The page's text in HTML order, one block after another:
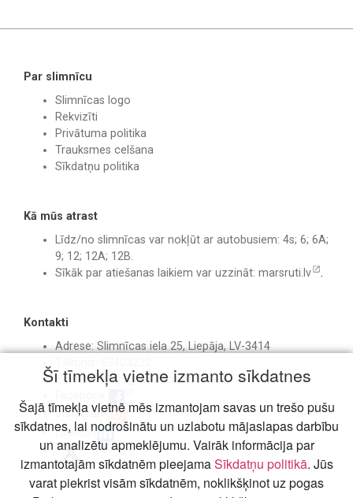
Par slimnīcu
Slimnīcas logo
Rekvizīti
Privātuma politika
Trauksmes celšana
Sīkdatņu politika
Kā mūs atrast
Līdz/no slimnīcas var nokļūt ar autobusiem: 4s; 6; 6A;
9; 12; 12A; 12B.
Sīkāk par atiešanas laikiem var uzzināt: marsruti.lv .
Kontakti
Adrese: Slimnīcas iela 25, Liepāja, LV-3414
E-pasts:birojs@liepajasslimnica.lv
Instagram
Linkedin
Šī tīmekļa vietne izmanto sīkdatnes
Šajā tīmekļa vietnē mēs izmantojam savas un trešo pušu
sīkdatnes, lai nodrošinātu un uzlabotu mājaslapas darbību
un analizētu apmeklējumu. Vairāk informācija par
izmantotajām sīkdatnēm pieejamaSīkdatņu politikā. Jūs
varat piekrist visām sīkdatnēm, noklikšķinot uz pogas